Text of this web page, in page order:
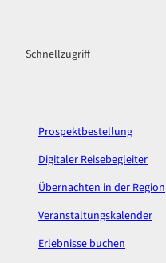
e
t
m
Schnellzugriff
Prospektbestellung
Digitaler Reisebegleiter
Übernachten in der Region
Veranstaltungskalender
Erlebnisse buchen